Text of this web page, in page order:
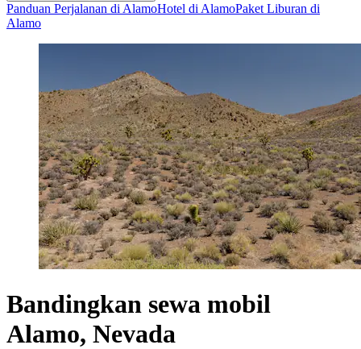
Panduan Perjalanan di AlamoHotel di AlamoPaket Liburan di
Alamo
Bandingkan sewa mobil
Alamo, Nevada